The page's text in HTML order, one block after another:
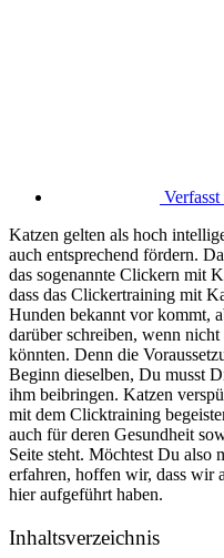
Verfasst
Katzen gelten als hoch
auch entsprechend fördern.
das sogenannte Clickern mit
dass das Clickertraining mit
Hunden bekannt vor kommt,
darüber schreiben, wenn
könnten. Denn die
Beginn dieselben, Du musst
ihm beibringen. Katzen
mit dem Clicktraining
auch für deren Gesundheit
Seite steht. Möchtest Du also
erfahren, hoffen wir, dass
hier aufgeführt haben.
Inhaltsverzeichnis